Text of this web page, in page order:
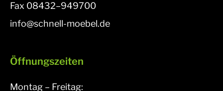
Fax 08432–949700
info@schnell-moebel.de
Öffnungszeiten
Montag – Freitag: